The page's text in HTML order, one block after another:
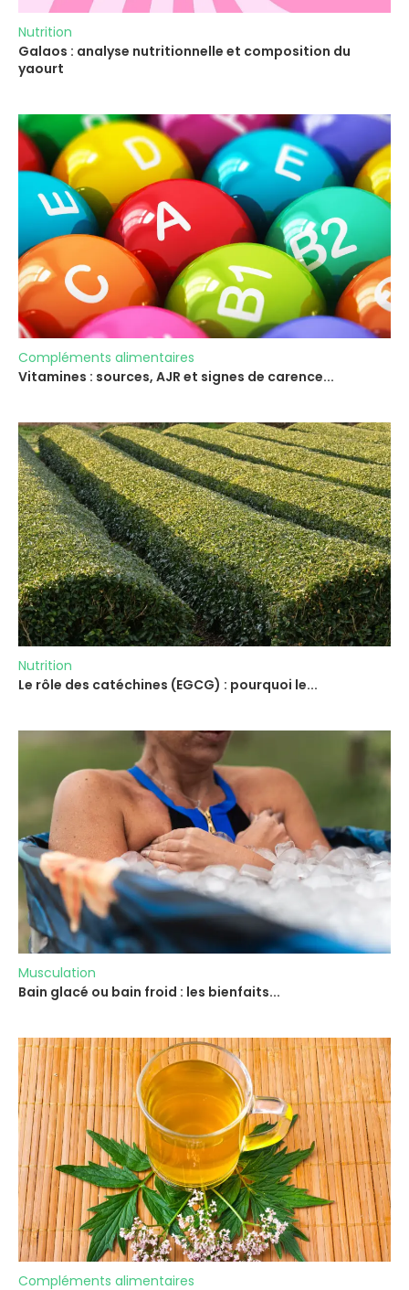
Nutrition
Galaos : analyse nutritionnelle et composition du
yaourt
Compléments alimentaires
Vitamines : sources, AJR et signes de carence...
Nutrition
Le rôle des catéchines (EGCG) : pourquoi le...
Musculation
Bain glacé ou bain froid : les bienfaits...
Compléments alimentaires